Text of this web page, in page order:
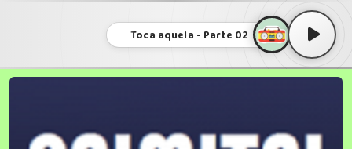
Toca aquela - Parte 02